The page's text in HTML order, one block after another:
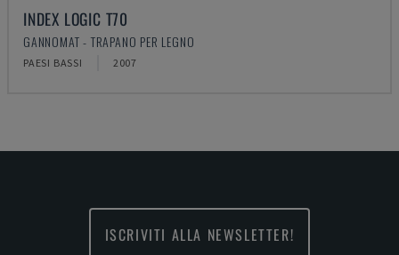
INDEX LOGIC T70
GANNOMAT - TRAPANO PER LEGNO
PAESI BASSI 2007
ISCRIVITI ALLA NEWSLETTER!